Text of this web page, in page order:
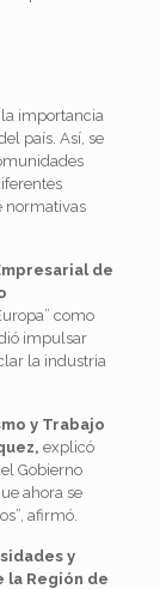
importancia
país. Así, se
normativas
de
como
impulsar
la industria
y Trabajo
explicó
Gobierno
ahora se
afirmó.
y
la Región de